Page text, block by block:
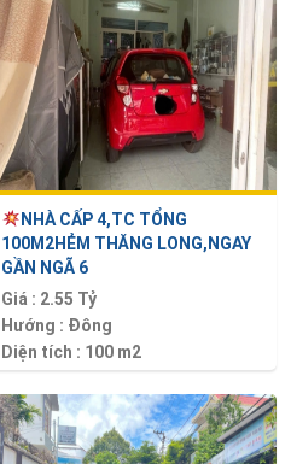
NHÀ CẤP 4,TC TỔNG
100M2HẺM THĂNG LONG,NGAY
GẦN NGÃ 6
Giá : 2.55 Tỷ
Hướng : Đông
Diện tích : 100 m2